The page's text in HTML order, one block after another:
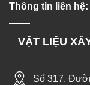
Thông tin liên hệ:
VẬT LIỆU
Số 317,